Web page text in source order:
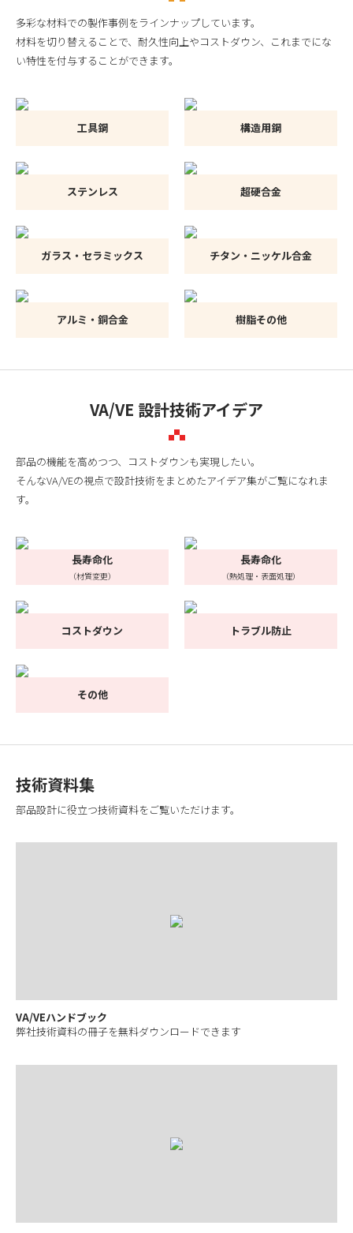
多彩な材料での製作事例をラインナップしています。
材料を切り替えることで、耐久性向上やコストダウン、これまでにな
い特性を付与することができます。
工具鋼 構造用鋼
ステンレス 超硬合金
ガラス・セラミックス チタン・ニッケル合金
アルミ・銅合金 樹脂その他
VA/VE 設計技術アイデア
部品の機能を高めつつ、コストダウンも実現したい。
そんなVA/VEの視点で設計技術をまとめたアイデア集がご覧になれま
す。
長寿命化
（材質変更）
長寿命化
（熱処理・表面処理）
コストダウン トラブル防止
その他
技術資料集
部品設計に役立つ技術資料をご覧いただけます。
VA/VEハンドブック
弊社技術資料の冊子を無料ダウンロードできます